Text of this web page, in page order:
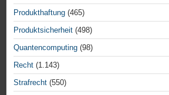
Produkthaftung (465)
Produktsicherheit (498)
Quantencomputing (98)
Recht (1.143)
Strafrecht (550)